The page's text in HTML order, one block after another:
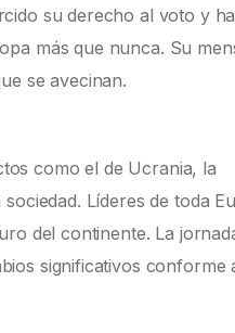
su derecho al voto y ha
más que nunca. Su
se avecinan.
como el de Ucrania, la
Líderes de toda
del continente. La
significativos conforme